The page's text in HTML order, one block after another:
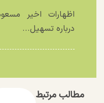
اظهارات اخیر
درباره تسهیل...
مطالب مرتبط